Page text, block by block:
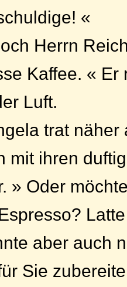
«
Herrn
Kaffee. « Er
Luft.
trat näher
mit ihren
» Oder
aber auch
Sie